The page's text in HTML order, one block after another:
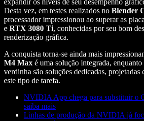
Desta vez, em testes realizados no Blender
processador impressionou ao superar as
e RTX 3080 Ti, conhecidas por seu bom
renderização gráfica.
A conquista torna-se ainda mais
M4 Max é uma solução integrada,
verdinha são soluções dedicadas, projetadas
este tipo de tarefa.
NVIDIA App chega para substituir o
saiba mais
Linhas de produção da NVIDIA já